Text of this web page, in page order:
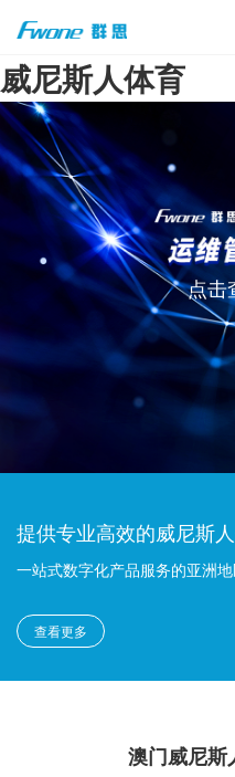
威尼斯人体育
点击
提供专业高效的威尼斯
一站式数字化产品服务的亚洲
查看更多
澳门威尼斯